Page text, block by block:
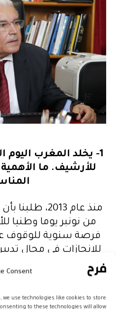
Consent
we use technologies like cookies to store
to these technologies will allow
1-
يخلد المغرب اليوم
للأرشيف. ما
منذ عام 2013،
من نونبر يوما وطنيا
فرصة سنوية للوقوف
للإنجازات في مجال
السبل الناجعة
إضافة إلى ذلك، يعتبر
يجب أن تظل حية